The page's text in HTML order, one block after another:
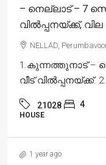
– നെല്ലാട് – 7
വിൽപ്പനയ്ക്ക്, വില
NELLAD,
1.കുന്നത്തുനാട് –
വീട് വിൽപ്പനയ്ക്ക്.
21028 4
HOUSE
1 year ago